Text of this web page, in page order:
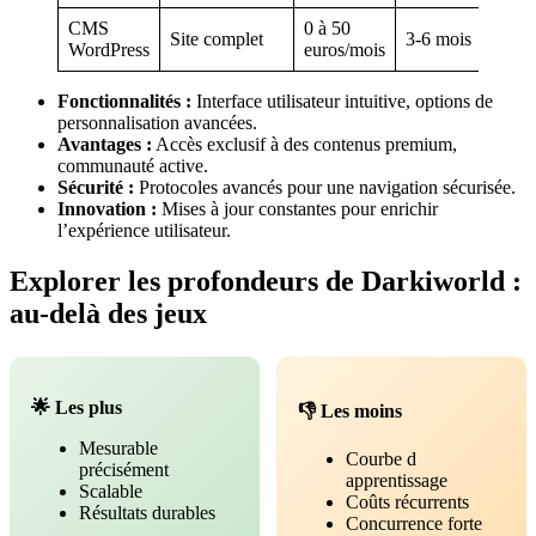
CMS
WordPress
Site complet
0 à 50
euros/mois
3-6 mois
Fonctionnalités : Interface utilisateur intuitive, options de
personnalisation avancées.
Avantages : Accès exclusif à des contenus premium,
communauté active.
Sécurité : Protocoles avancés pour une navigation sécurisée.
Innovation : Mises à jour constantes pour enrichir
l’expérience utilisateur.
Explorer les profondeurs de Darkiworld :
au-delà des jeux
🌟 Les plus
Mesurable
précisément
Scalable
Résultats durables
👎 Les moins
Courbe d
apprentissage
Coûts récurrents
Concurrence forte